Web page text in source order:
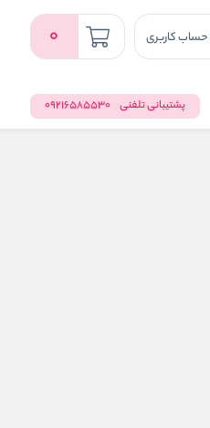
حساب کاربری 0
پشتیبانی تلفنی 09216585530